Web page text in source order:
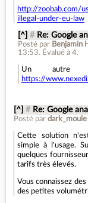
http://zoobab.com/
illegal-under-eu-law
[^] # Re: Google
Posté par Benjamin
13:53. Évalué à 4.
Un autre
https://
[^] # Re: Google
Posté pardark_moule
Cette solution
simple à l'usage.
quelques
tarifs très élevés.
Vous connaissez
des petites